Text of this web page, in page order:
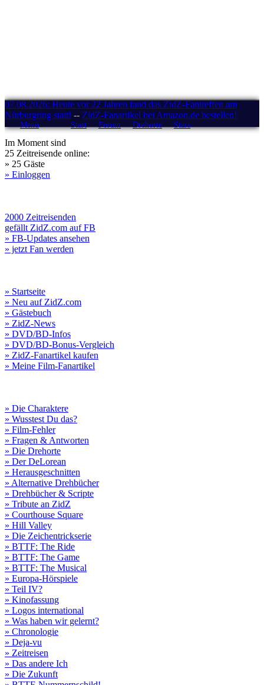
07.08.2026: Heute vor 22 Jahren fand das ZidZ-Fantreffen am
Nürburgring statt! -- ZidZ-Fanartikel bei Amazon.de bestellen!
Menü Start Forum Drehorte Stars
Im Moment sind
25 Zeitreisende online:
» 25 Gäste
» Einloggen
2000 Zeitreisenden
gefällt ZidZ.com auf FB
» FB-Updates ansehen
» jetzt Fan werden
» Startseite
» Neu auf ZidZ.com
» Gästebuch
» ZidZ-News
» DVD/BD-Infos
» DVD/BD-Bonus-Vergleich
» ZidZ-Fanartikel kaufen
» Meine Film-Fanartikel
» Die Charaktere
» Wusstest Du das?
» Film-Fehler
» Fragen & Antworten
» Die Drehorte
» Der DeLorean
» Herausgeschnitten
» Alternative Drehbücher
» Drehbücher & Scripte
» Tribute an ZidZ
» Courthouse Square
» Hill Valley
» Die Zeichentrickserie
» BTTF: The Ride
» BTTF: The Game
» BTTF: The Musical
» Europa-Hörspiele
» Teil IV?
» Kinofassung
» Logos international
» Was haben wir gelernt?
» Chronologie
» Deja-vu
» Zeitreisen
» Das andere Ich
» Die Zukunft